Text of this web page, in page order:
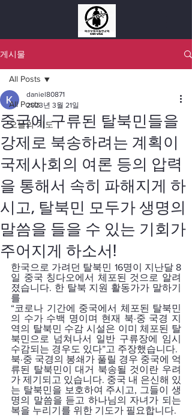
게시물
All Posts
오늘의 기도
All Posts
중국에 구류된 탈북민들을
강제로 북송하려는 계획이
국제사회의 여론 등의 압력
을 통해서 속히 파해지게 하
시고, 탈북민 모두가 생명의
말씀을 들을 수 있는 기회가
주어지게 하소서!
daniel80871
2023년 3월 21일
한국으로 가려던 탈북민 16명이 지난달 8
일 중국 칭다오에서 체포된 것으로 알려
졌습니다. 한 탈북 지원 활동가가 말하기
를
“코로나 기간에 중국에서 체포된 탈북민
의 수가 수백 명이며 현재 북·중 국경 지
역의 탈북민 수감 시설은 이미 체포된 탈
북민으로 넘쳐나서 일반 구류장에 임시
수감되는 경우도 있다”고 주장했습니다.
북·중 국경의 봉쇄가 풀릴 경우 중국에 억
류된 탈북민이 대거 북송될 것이란 우려
가 제기되고 있습니다. 중국 내 은신해 있
는 탈북민을 보호하여 주시고, 그들이 생
명의 말씀을 듣고 하나님의 자녀가 되는
복을 누리기를 위한 기도가 필요합니다.